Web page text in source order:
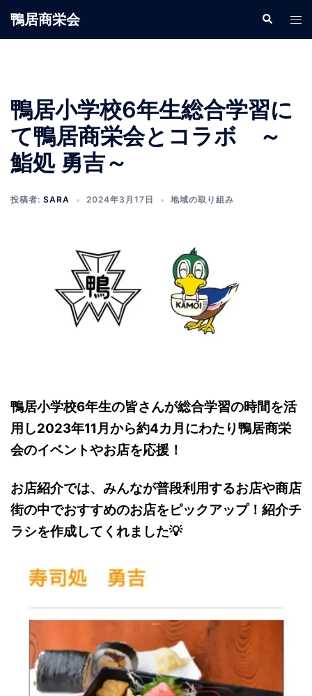
鴨居商栄会
鴨居小学校6年生総合学習に
て鴨居商栄会とコラボ ～
鮨処 勇吉～
投稿者: SARA 2024年3月17日 地域の取り組み
鴨居小学校6年生の皆さんが総合学習の時間を活
用し2023年11月から約4カ月にわたり鴨居商栄
会のイベントやお店を応援！
お店紹介では、みんなが普段利用するお店や商店
街の中でおすすめのお店をピックアップ！紹介チ
ラシを作成してくれました💡